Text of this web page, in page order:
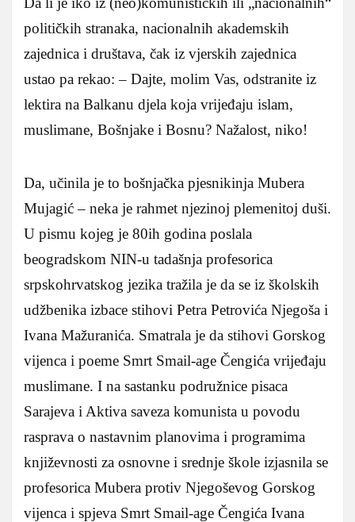
političkih stranaka, nacionalnih akademskih
zajednica i društava, čak iz vjerskih zajednica
ustao pa rekao: – Dajte, molim Vas, odstranite iz
lektira na Balkanu djela koja vrijeđaju islam,
muslimane, Bošnjake i Bosnu? Nažalost, niko!
Da, učinila je to bošnjačka pjesnikinja Mubera
Mujagić – neka je rahmet njezinoj plemenitoj duši.
U pismu kojeg je 80ih godina poslala
beogradskom NIN-u tadašnja profesorica
srpskohrvatskog jezika tražila je da se iz školskih
udžbenika izbace stihovi Petra Petrovića Njegoša i
Ivana Mažuranića. Smatrala je da stihovi Gorskog
vijenca i poeme Smrt Smail-age Čengića vrijeđaju
muslimane. I na sastanku podružnice pisaca
Sarajeva i Aktiva saveza komunista u povodu
rasprava o nastavnim planovima i programima
književnosti za osnovne i srednje škole izjasnila se
profesorica Mubera protiv Njegoševog Gorskog
vijenca i spjeva Smrt Smail-age Čengića Ivana